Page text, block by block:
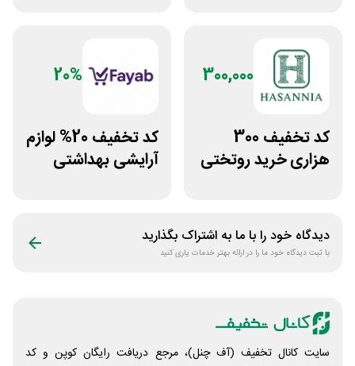
300,000
کد تخفیف 300
هزاری خرید روتختی
20%
کد تخفیف 20% لوازم
آرایشی بهداشتی
دیدگاه خود را با ما به اشتراک بگذارید
با ثبت دیدگاه خود ما را در ارائه بهتر خدمات یاری کنید
سایت کانال تخفیف (آف چنل)، مرجع دریافت رایگان کوپن و کد